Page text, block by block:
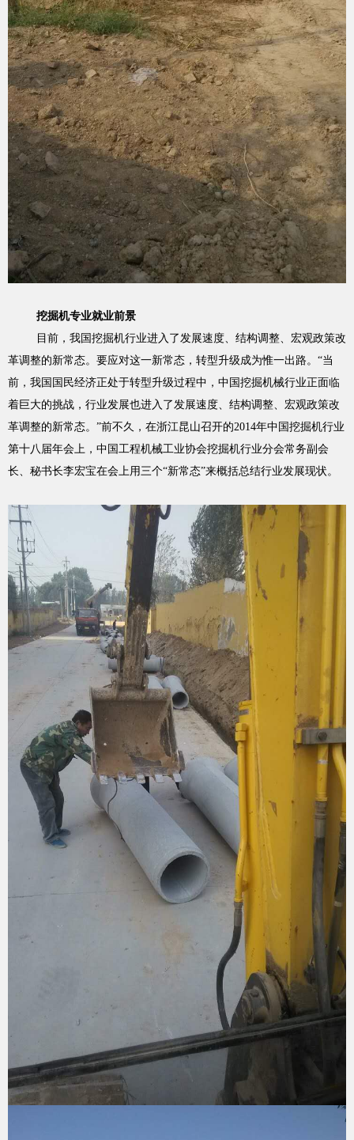
挖掘机专业就业前景
目前，我国挖掘机行业进入了发展速度、结构调整、宏观政策改
革调整的新常态。要应对这一新常态，转型升级成为惟一出路。“当
前，我国国民经济正处于转型升级过程中，中国挖掘机械行业正面临
着巨大的挑战，行业发展也进入了发展速度、结构调整、宏观政策改
革调整的新常态。”前不久，在浙江昆山召开的2014年中国挖掘机行业
第十八届年会上，中国工程机械工业协会挖掘机行业分会常务副会
长、秘书长李宏宝在会上用三个“新常态”来概括总结行业发展现状。